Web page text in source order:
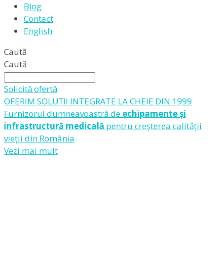
Blog
Contact
English
Caută
Caută
Solicită ofertă
OFERIM SOLUȚII INTEGRATE LA CHEIE DIN 1999
Furnizorul dumneavoastră de echipamente și
infrastructură medicală pentru creșterea calității
vieții din România
Vezi mai mult